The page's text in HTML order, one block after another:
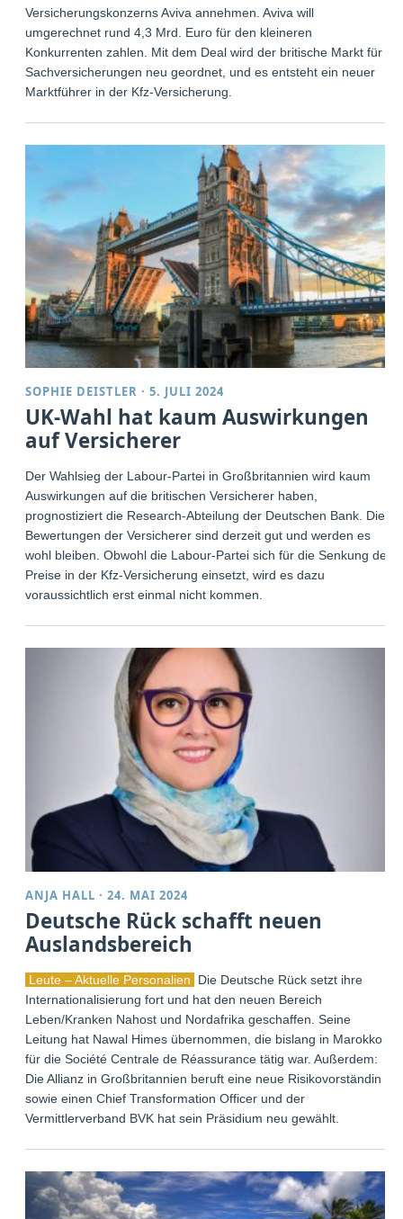
Versicherungskonzerns Aviva annehmen. Aviva will
umgerechnet rund 4,3 Mrd. Euro für den kleineren
Konkurrenten zahlen. Mit dem Deal wird der britische Markt für
Sachversicherungen neu geordnet, und es entsteht ein neuer
Marktführer in der Kfz-Versicherung.
SOPHIE DEISTLER ·5. JULI 2024
UK-Wahl hat kaum Auswirkungen
auf Versicherer
Der Wahlsieg der Labour-Partei in Großbritannien wird kaum
Auswirkungen auf die britischen Versicherer haben,
prognostiziert die Research-Abteilung der Deutschen Bank. Die
Bewertungen der Versicherer sind derzeit gut und werden es
wohl bleiben. Obwohl die Labour-Partei sich für die Senkung der
Preise in der Kfz-Versicherung einsetzt, wird es dazu
voraussichtlich erst einmal nicht kommen.
ANJA HALL ·24. MAI 2024
Deutsche Rück schafft neuen
Auslandsbereich
Leute – Aktuelle Personalien
Die Deutsche Rück setzt ihre
Internationalisierung fort und hat den neuen Bereich
Leben/Kranken Nahost und Nordafrika geschaffen. Seine
Leitung hat Nawal Himes übernommen, die bislang in Marokko
für die Société Centrale de Réassurance tätig war. Außerdem:
Die Allianz in Großbritannien beruft eine neue Risikovorständin
sowie einen Chief Transformation Officer und der
Vermittlerverband BVK hat sein Präsidium neu gewählt.